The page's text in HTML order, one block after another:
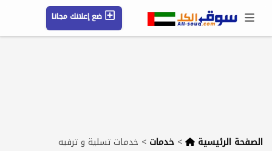
ضع إعلانك مجانا
حسابي / تسجيل
الصفحة الرئيسية > خدمات > خدمات تسلية و ترفيه